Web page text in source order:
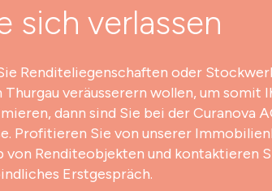
sich verlassen
Renditeliegenschaften oder
Thurgau veräusserern wollen, um somit
dann sind Sie bei der Curanova
Profitieren Sie von unserer
von Renditeobjekten und kontaktieren
Erstgespräch.